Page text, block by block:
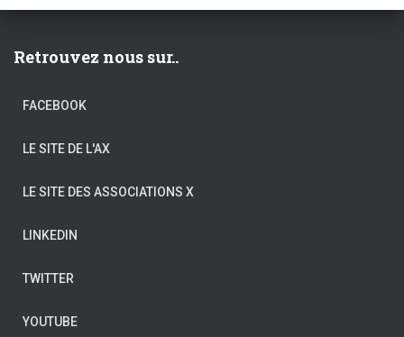
Retrouvez nous sur..
FACEBOOK
LE SITE DE L'AX
LE SITE DES ASSOCIATIONS X
LINKEDIN
TWITTER
YOUTUBE